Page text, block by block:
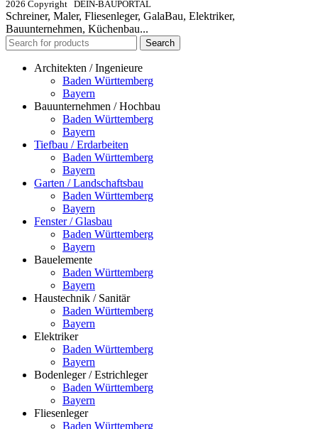
2026 Copyright DEIN-BAUPORTAL
Schreiner, Maler, Fliesenleger, GalaBau, Elektriker,
Bauunternehmen, Küchenbau...
Search
Architekten / Ingenieure
Baden Württemberg
Bayern
Bauunternehmen / Hochbau
Baden Württemberg
Bayern
Tiefbau / Erdarbeiten
Baden Württemberg
Bayern
Garten / Landschaftsbau
Baden Württemberg
Bayern
Fenster / Glasbau
Baden Württemberg
Bayern
Bauelemente
Baden Württemberg
Bayern
Haustechnik / Sanitär
Baden Württemberg
Bayern
Elektriker
Baden Württemberg
Bayern
Bodenleger / Estrichleger
Baden Württemberg
Bayern
Fliesenleger
Baden Württemberg